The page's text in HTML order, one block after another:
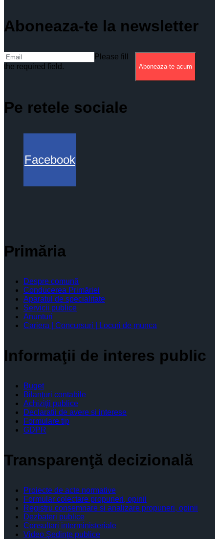
Aboneaza-te la newsletter
Please fill
the required field.
Aboneaza-te acum
Pe retele sociale
Facebook
Primăria
Despre comună
Conducerea Primăriei
Aparatul de specialitate
Servicii publice
Anunturi
Cariera | Concursuri | Locuri de munca
Informaţii de interes public
Buget
Bilanţuri contabile
Achiziţii publice
Declaratii de avere si interese
Formulare tip
GDPR
Transparenţă decizională
Proiecte de acte normative
Formular colectare propuneri, opinii
Registru consemnare si analizare propuneri, opinii
Dezbateri publice
Consultari interministeriale
Video Şedinţe publice